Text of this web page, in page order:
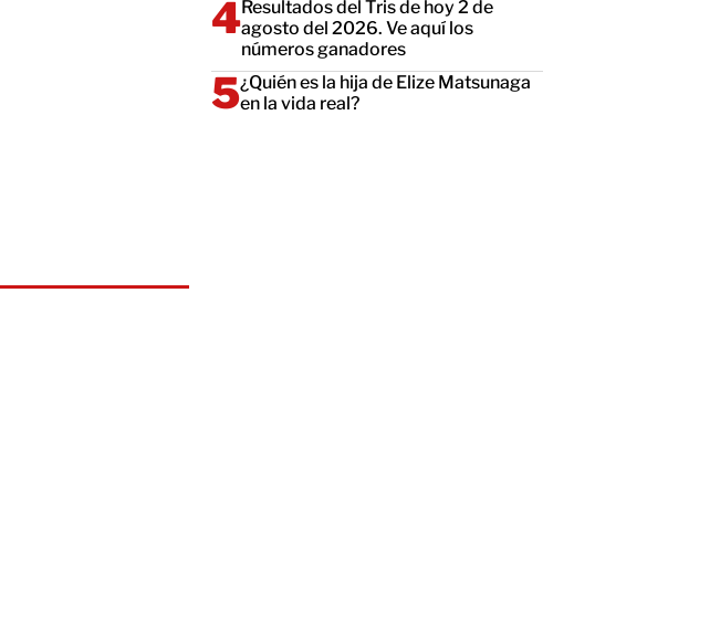
Resultados del Tris de hoy 2 de
agosto del 2026. Ve aquí los
números ganadores
¿Quién es la hija de Elize Matsunaga
en la vida real?